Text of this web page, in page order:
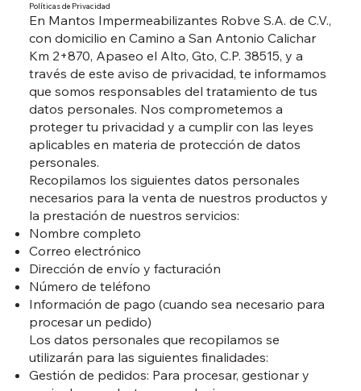
Políticas de Privacidad
En Mantos Impermeabilizantes Robve S.A. de C.V.,
con domicilio en Camino a San Antonio Calichar
Km 2+870, Apaseo el Alto, Gto, C.P. 38515, y a
través de este aviso de privacidad, te informamos
que somos responsables del tratamiento de tus
datos personales. Nos comprometemos a
proteger tu privacidad y a cumplir con las leyes
aplicables en materia de protección de datos
personales.
Recopilamos los siguientes datos personales
necesarios para la venta de nuestros productos y
la prestación de nuestros servicios:
Nombre completo
Correo electrónico
Dirección de envío y facturación
Número de teléfono
Información de pago (cuando sea necesario para
procesar un pedido)
Los datos personales que recopilamos se
utilizarán para las siguientes finalidades:
Gestión de pedidos: Para procesar, gestionar y